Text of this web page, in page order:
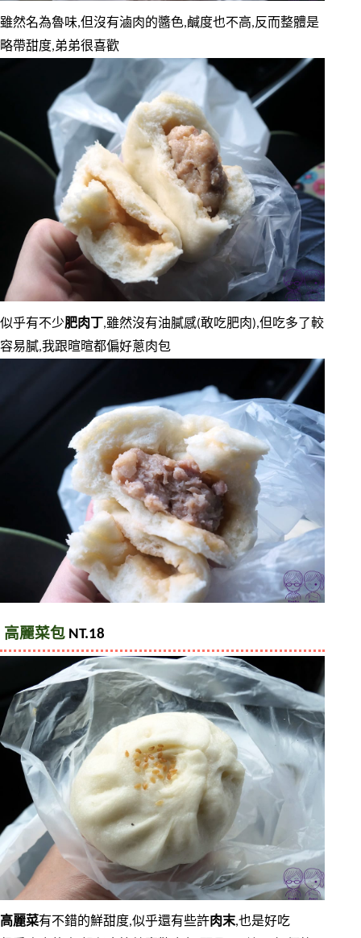
雖然名為魯味,但沒有滷肉的醬色,鹹度也不高,反而整體是
略帶甜度,弟弟很喜歡
似乎有不少肥肉丁 ,雖然沒有油膩感(敢吃肥肉),但吃多了較
容易膩,我跟暄暄都偏好蔥肉包
高麗菜包 NT.18
高麗菜有不錯的鮮甜度,似乎還有些許肉末,也是好吃